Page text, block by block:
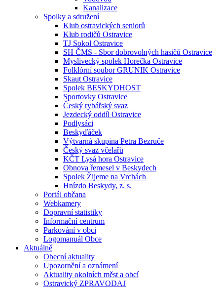
Kanalizace
Spolky a sdružení
Klub ostravických seniorů
Klub rodičů Ostravice
TJ Sokol Ostravice
SH ČMS - Sbor dobrovolných hasičů Ostravice
Myslivecký spolek Horečka Ostravice
Folklórní soubor GRUNIK Ostravice
Skaut Ostravice
Spolek BESKYDHOST
Sportovky Ostravice
Český rybářský svaz
Jezdecký oddíl Ostravice
Podlysáci
Beskyďáček
Výtvarná skupina Petra Bezruče
Český svaz včelařů
KČT Lysá hora Ostravice
Obnova řemesel v Beskydech
Spolek Žijeme na Vrchách
Hnízdo Beskydy, z. s.
Portál občana
Webkamery
Dopravní statistiky
Informační centrum
Parkování v obci
Logomanuál Obce
Aktuálně
Obecní aktuality
Upozornění a oznámení
Aktuality okolních měst a obcí
Ostravický ZPRAVODAJ